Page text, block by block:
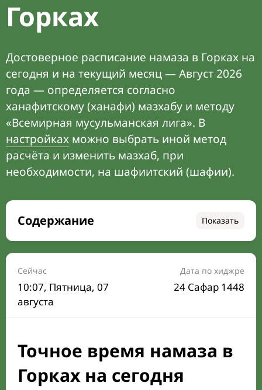
Горках
Достоверное расписание намаза в Горках на
сегодня и на текущий месяц — Август 2026
года — определяется согласно
ханафитскому (ханафи) мазхабу и методу
«Всемирная мусульманская лига». В
настройках можно выбрать иной метод
расчёта и изменить мазхаб, при
необходимости, на шафиитский (шафии).
Содержание Показать
Время намаза на сегодня
Расписание на месяц
Время Сухура и Ифтара на сегодня
Календарь рамадана
Направление киблы
Сейчас
10:07, Пятница, 07
августа
Дата по хиджре
24 Сафар 1448
Точное время намаза в
Горках на сегодня